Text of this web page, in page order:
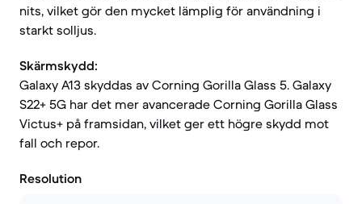
nits, vilket gör den mycket lämplig för användning i
starkt solljus.
Skärmskydd:
Galaxy A13 skyddas av Corning Gorilla Glass 5. Galaxy
S22+ 5G har det mer avancerade Corning Gorilla Glass
Victus+ på framsidan, vilket ger ett högre skydd mot
fall och repor.
Resolution